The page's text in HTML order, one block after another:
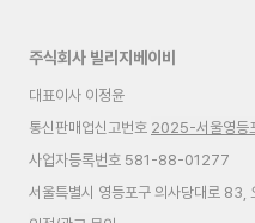
주식회사 빌리지베이비
대표이사 이정윤
통신판매업신고번호 2025-서울영등
사업자등록번호 581-88-01277
서울특별시 영등포구 의사당대로 83,